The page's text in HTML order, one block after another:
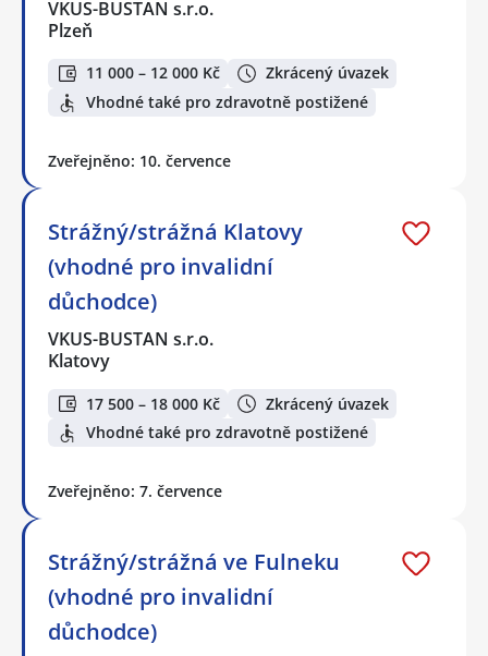
VKUS-BUSTAN s.r.o.
Plzeň
11 000 – 12 000 Kč
Zkrácený úvazek
Vhodné také pro zdravotně postižené
Zveřejněno: 10. července
Strážný/strážná Klatovy
(vhodné pro invalidní
důchodce)
VKUS-BUSTAN s.r.o.
Klatovy
17 500 – 18 000 Kč
Zkrácený úvazek
Vhodné také pro zdravotně postižené
Zveřejněno: 7. července
Strážný/strážná ve Fulneku
(vhodné pro invalidní
důchodce)